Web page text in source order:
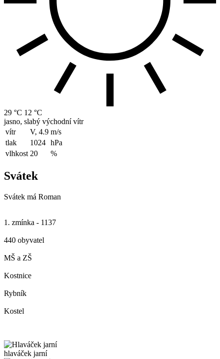
29 °C 12 °C
jasno, slabý východní vítr
vítr
V, 4.9 m/s
tlak
1024 hPa
vlhkost 20 %
Svátek
Svátek má Roman
1. zmínka - 1137
440 obyvatel
MŠ a ZŠ
Kostnice
Rybník
Kostel
hlaváček jarní